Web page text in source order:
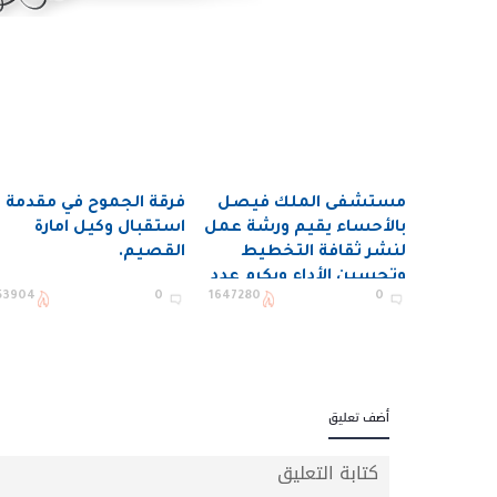
مستشفى الملك فيصل
بالأحساء يقيم ورشة عمل
لنشر ثقافة التخطيط
وتحسين الأداء ويكرم عدد
من المستفيدين
0
1647280
فرقة الجموح في مقدمة
استقبال وكيل امارة
القصيم.
0
أضف تعليق